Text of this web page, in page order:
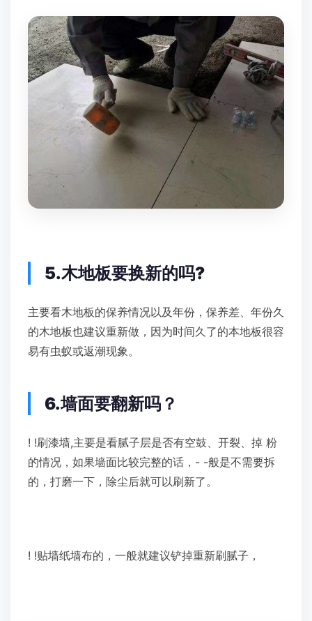
5.木地板要换新的吗?
主要看木地板的保养情况以及年份，保养差、年份久
的木地板也建议重新做，因为时间久了的本地板很容
易有虫蚁或返潮现象。
6.墙面要翻新吗 ？
! !刷漆墙,主要是看腻子层是否有空鼓、开裂、掉 粉
的情况，如果墙面比较完整的话，- -般是不需要拆
的，打磨一下，除尘后就可以刷新了。
! !贴墙纸墙布的，一般就建议铲掉重新刷腻子，